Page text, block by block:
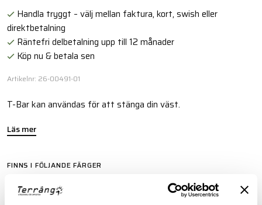
Handla tryggt – välj mellan faktura, kort, swish eller
direktbetalning
Räntefri delbetalning upp till 12 månader
Köp nu & betala sen
Artikelnr: 26-00491-01
T-Bar kan användas för att stänga din väst.
Läs mer
FINNS I FÖLJANDE FÄRGER